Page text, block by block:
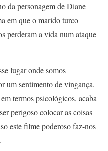
da personagem de Diane
em que o marido turco
perderam a vida num ataque
lugar onde somos
um sentimento de vingança.
termos psicológicos, acaba
perigoso colocar as coisas
este filme poderoso faz-nos